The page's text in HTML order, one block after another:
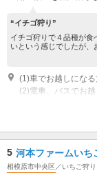
“イチゴ狩り”
イチゴ狩りで４品種が食
いという感じでしたが、
営
5 河本ファームいち
相模原市中央区／いちご狩り